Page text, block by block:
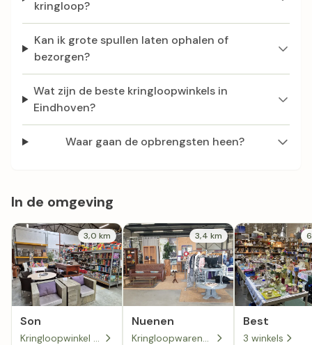
kringloop?
Kan ik grote spullen laten ophalen of
bezorgen?
Wat zijn de beste kringloopwinkels in
Eindhoven?
Waar gaan de opbrengsten heen?
In de omgeving
3,0 km
Son
3,4 km
Nuenen Best
3 winkels